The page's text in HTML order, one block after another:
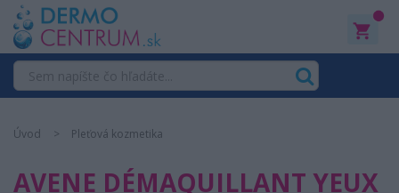
Úvod Pleťová kozmetika
AVENE DÉMAQUILLANT YEUX